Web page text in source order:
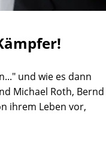
und wie es dann
Michael Roth, Bernd
ihrem Leben vor,